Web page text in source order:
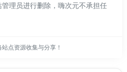
理员进行删除，嗨次元不承担任
点资源收集与分享！